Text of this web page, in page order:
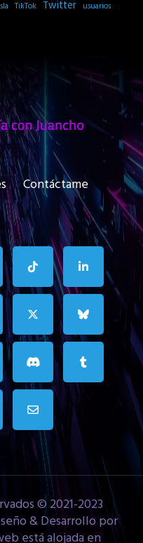
TikTok Twitter usuarios
Contáctame
© 2021-2023
& Desarrollo por
está alojada en